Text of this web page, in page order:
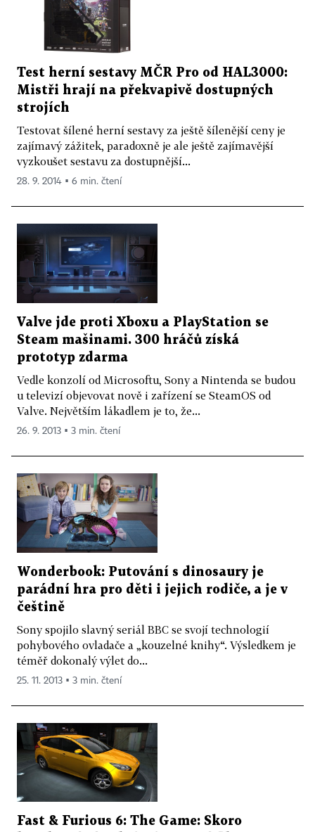
Test herní sestavy MČR Pro od HAL3000:
Mistři hrají na překvapivě dostupných
strojích
Testovat šílené herní sestavy za ještě šílenější ceny je
zajímavý zážitek, paradoxně je ale ještě zajímavější
vyzkoušet sestavu za dostupnější...
28. 9. 2014 ▪ 6 min. čtení
Valve jde proti Xboxu a PlayStation se
Steam mašinami. 300 hráčů získá
prototyp zdarma
Vedle konzolí od Microsoftu, Sony a Nintenda se budou
u televizí objevovat nově i zařízení se SteamOS od
Valve. Největším lákadlem je to, že...
26. 9. 2013 ▪ 3 min. čtení
Wonderbook: Putování s dinosaury je
parádní hra pro děti i jejich rodiče, a je v
češtině
Sony spojilo slavný seriál BBC se svojí technologií
pohybového ovladače a „kouzelné knihy“. Výsledkem je
téměř dokonalý výlet do...
25. 11. 2013 ▪ 3 min. čtení
Fast & Furious 6: The Game: Skoro